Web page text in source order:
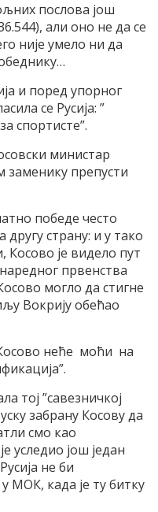
послова још
али оно не да се
није умело ни да
и поред упорног
се Русија: ”
спортисте”.
министар
заменику препусти
победе често
другу страну: и у тако
Косово је видело пут
првенства
могло да стигне
Вокрију обећао
неће моћи на
тој ”савезничкој
забрану Косову да
смо као
уследио још један
не би
МОК, када је ту битку